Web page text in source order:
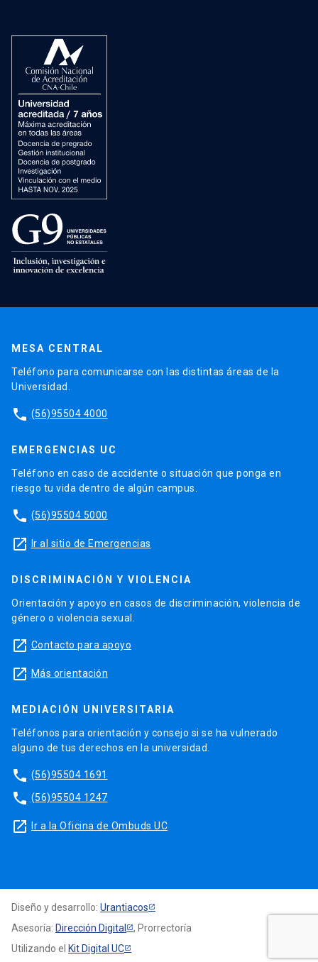
MESA CENTRAL
Teléfono para comunicarse con las distintas áreas de la
Universidad.
phone (56)95504 4000
EMERGENCIAS UC
Teléfono en caso de accidente o situación que ponga en
riesgo tu vida dentro de algún campus.
phone (56)95504 5000
launch Ir al sitio de Emergencias
DISCRIMINACIÓN Y VIOLENCIA
Orientación y apoyo en casos de discriminación, violencia de
género o violencia sexual.
launch Contacto para apoyo
launch Más orientación
MEDIACIÓN UNIVERSITARIA
Teléfonos para orientación y consejo si se ha vulnerado
alguno de tus derechos en la universidad.
phone (56)95504 1691
phone (56)95504 1247
launch Ir a la Oficina de Ombuds UC
Diseño y desarrollo: Urantiacos
Asesoría: Dirección Digital
, Prorrectoría
Utilizando el Kit Digital UC